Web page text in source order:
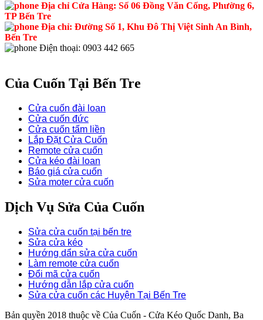
Địa chỉ Cửa Hàng: Số 06 Đồng Văn Cống, Phường 6,
TP Bến Tre
Địa chỉ: Đường Số 1, Khu Đô Thị Việt Sinh An Bình,
Bến Tre
Điện thoại: 0903 442 665
Của Cuốn Tại Bến Tre
Cửa cuốn đài loan
Cửa cuốn đức
Cửa cuốn tấm liền
Lắp Đặt Cửa Cuốn
Remote cửa cuốn
Cửa kéo đài loan
Báo giá cửa cuốn
Sửa moter cửa cuốn
Dịch Vụ Sửa Của Cuốn
Sửa cửa cuốn tại bến tre
Sửa cửa kéo
Hướng dẩn sửa cửa cuốn
Làm remote cửa cuốn
Đổi mã cửa cuốn
Hướng dẫn lắp cửa cuốn
Sửa cửa cuốn các Huyện Tại Bến Tre
Bản quyền 2018 thuộc về Của Cuốn - Cửa Kéo Quốc Danh, Ba